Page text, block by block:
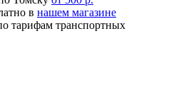
в нашем магазине
тарифам транспортных